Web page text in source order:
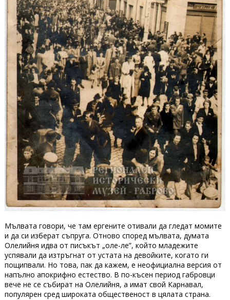
Мълвата говори, че там ергените отивали да гледат момите
и да си изберат съпруга. Отново според мълвата, думата
Олелийня идва от писъкът „оле-ле”, който младежите
успявали да изтръгнат от устата на девойките, когато ги
пощипвали. Но това, пак да кажем, е неофициална версия от
напълно апокрифно естество. В по-късен период габровци
вече не се събират на Олелийня, а имат свой Карнавал,
популярен сред широката общественост в цялата страна.